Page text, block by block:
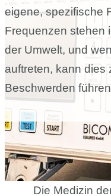
eigene, spezifische
Frequenzen stehen
der Umwelt, und
auftreten, kann dies
Beschwerden
Die Medizin